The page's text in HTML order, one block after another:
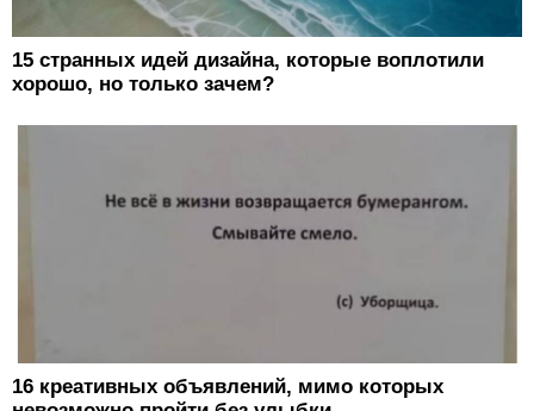
15 странных идей дизайна, которые воплотили
хорошо, но только зачем?
16 креативных объявлений, мимо которых